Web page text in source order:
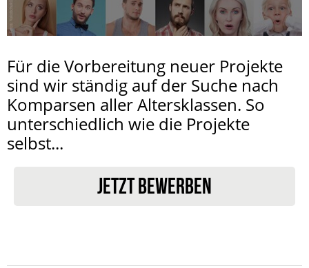
Für die Vorbereitung neuer Projekte
sind wir ständig auf der Suche nach
Komparsen aller Altersklassen. So
unterschiedlich wie die Projekte
selbst...
JETZT BEWERBEN